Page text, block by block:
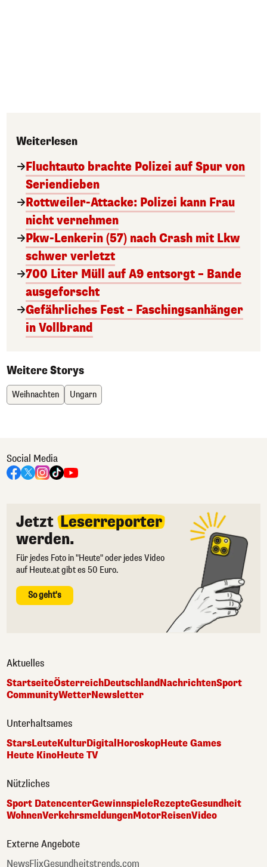
Weiterlesen
Fluchtauto brachte Polizei auf Spur von
Seriendieben
Rottweiler-Attacke: Polizei kann Frau
nicht vernehmen
Pkw-Lenkerin (57) nach Crash mit Lkw
schwer verletzt
700 Liter Müll auf A9 entsorgt – Bande
ausgeforscht
Gefährliches Fest – Faschingsanhänger
in Vollbrand
Weitere Storys
Weihnachten Ungarn
Social Media
Jetzt Leserreporter
werden.
Für jedes Foto in "Heute" oder jedes Video
auf Heute.at gibt es 50 Euro.
So geht's
Aktuelles
StartseiteÖsterreichDeutschlandNachrichtenSport
CommunityWetterNewsletter
Unterhaltsames
StarsLeuteKulturDigitalHoroskopHeute Games
Heute KinoHeute TV
Nützliches
Sport DatencenterGewinnspieleRezepteGesundheit
WohnenVerkehrsmeldungenMotorReisenVideo
Externe Angebote
NewsFlixGesundheitstrends.com